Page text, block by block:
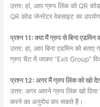
उत्तर: हां, आप ग्रुप लिंक को QR
QR कोड जेनरेटर वेबसाइट का
प्रश्न 11: क्या मैं ग्रुप से बिना एडमिन
उत्तर: हां, आप बिना एडमिन को
ग्रुप चैट में जाकर “Exit Group”
प्रश्न 12: अगर मैं ग्रुप लिंक को खो
उत्तर: अगर आपने ग्रुप लिंक खो
करने का अनुरोध कर सकते हैं।